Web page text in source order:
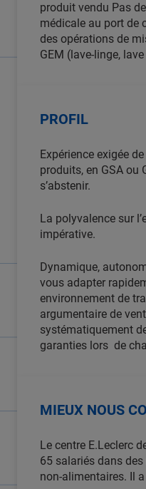
produit vendu Pas
médicale au port de
des opérations de
GEM (lave-linge,
PROFIL
Expérience exigée
produits, en GSA ou
s’abstenir.
La polyvalence sur
impérative.
Dynamique,
vous adapter
environnement de
argumentaire de
systématiquement
garanties lors de
MIEUX NOUS
Le centre E.Leclerc
65 salariés dans
non-alimentaires. Il